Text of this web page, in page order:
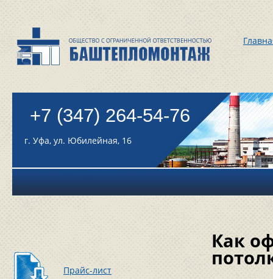
+7 (347) 264-54-76
г. Уфа, ул. Юбилейная, 16
Прайс-лист
Как